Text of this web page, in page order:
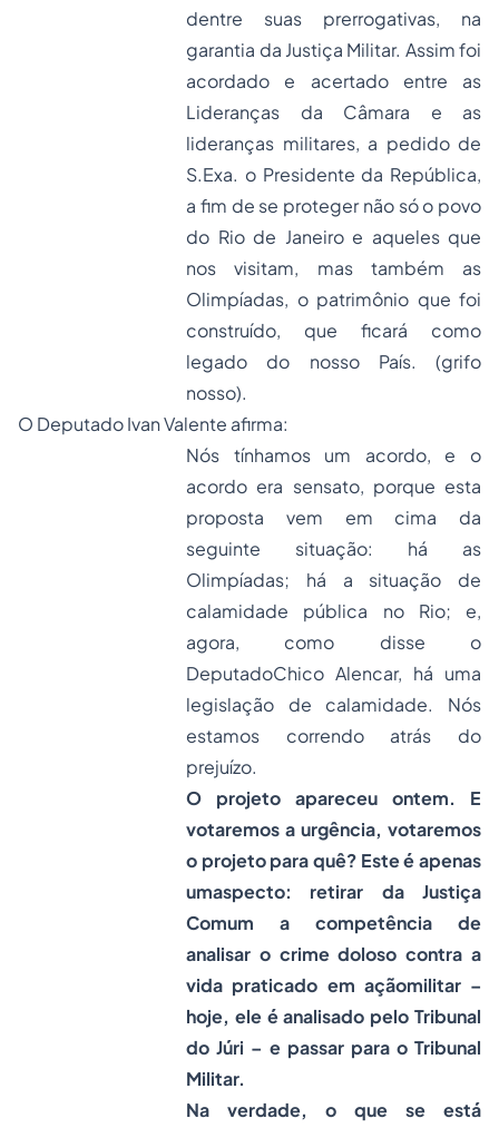
dentre suas prerrogativas, na
garantia da Justiça Militar. Assim foi
acordado e acertado entre as
Lideranças da Câmara e as
lideranças militares, a pedido de
S.Exa. o Presidente da República,
a fim de se proteger não só o povo
do Rio de Janeiro e aqueles que
nos visitam, mas também as
Olimpíadas, o patrimônio que foi
construído, que ficará como
legado do nosso País. (grifo
nosso).
O Deputado Ivan Valente afirma:
Nós tínhamos um acordo, e o
acordo era sensato, porque esta
proposta vem em cima da
seguinte situação: há as
Olimpíadas; há a situação de
calamidade pública no Rio; e,
agora, como disse o
DeputadoChico Alencar, há uma
legislação de calamidade. Nós
estamos correndo atrás do
prejuízo.
O projeto apareceu ontem. E
votaremos a urgência, votaremos
o projeto para quê? Este é apenas
umaspecto: retirar da Justiça
Comum a competência de
analisar o crime doloso contra a
vida praticado em açãomilitar –
hoje, ele é analisado pelo Tribunal
do Júri – e passar para o Tribunal
Militar.
Na verdade, o que se está